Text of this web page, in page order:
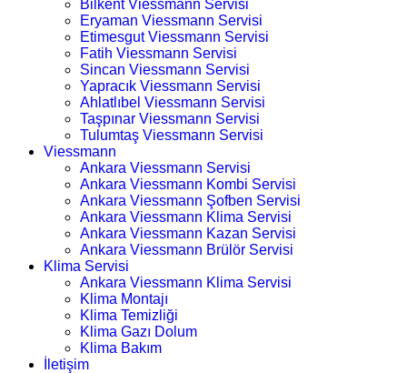
Bilkent Viessmann Servisi
Eryaman Viessmann Servisi
Etimesgut Viessmann Servisi
Fatih Viessmann Servisi
Sincan Viessmann Servisi
Yapracık Viessmann Servisi
Ahlatlıbel Viessmann Servisi
Taşpınar Viessmann Servisi
Tulumtaş Viessmann Servisi
Viessmann
Ankara Viessmann Servisi
Ankara Viessmann Kombi Servisi
Ankara Viessmann Şofben Servisi
Ankara Viessmann Klima Servisi
Ankara Viessmann Kazan Servisi
Ankara Viessmann Brülör Servisi
Klima Servisi
Ankara Viessmann Klima Servisi
Klima Montajı
Klima Temizliği
Klima Gazı Dolum
Klima Bakım
İletişim